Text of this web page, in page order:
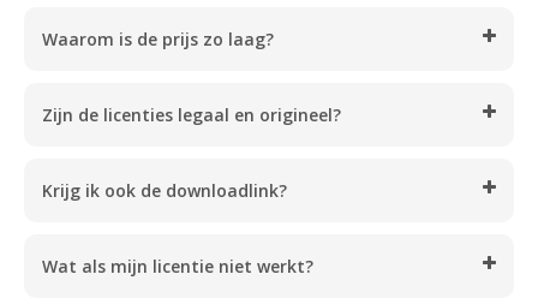
– Professionele fotobewerking: Werk met lagen,
maskers, aanpassingslagen en geavanceerde
frequentiescheiding.
witbalans, ruisonderdrukking en lenscorrecties.
Waarom is de prijs zo laag?
Zijn de licenties legaal en origineel?
Krijg ik ook de downloadlink?
Wat als mijn licentie niet werkt?